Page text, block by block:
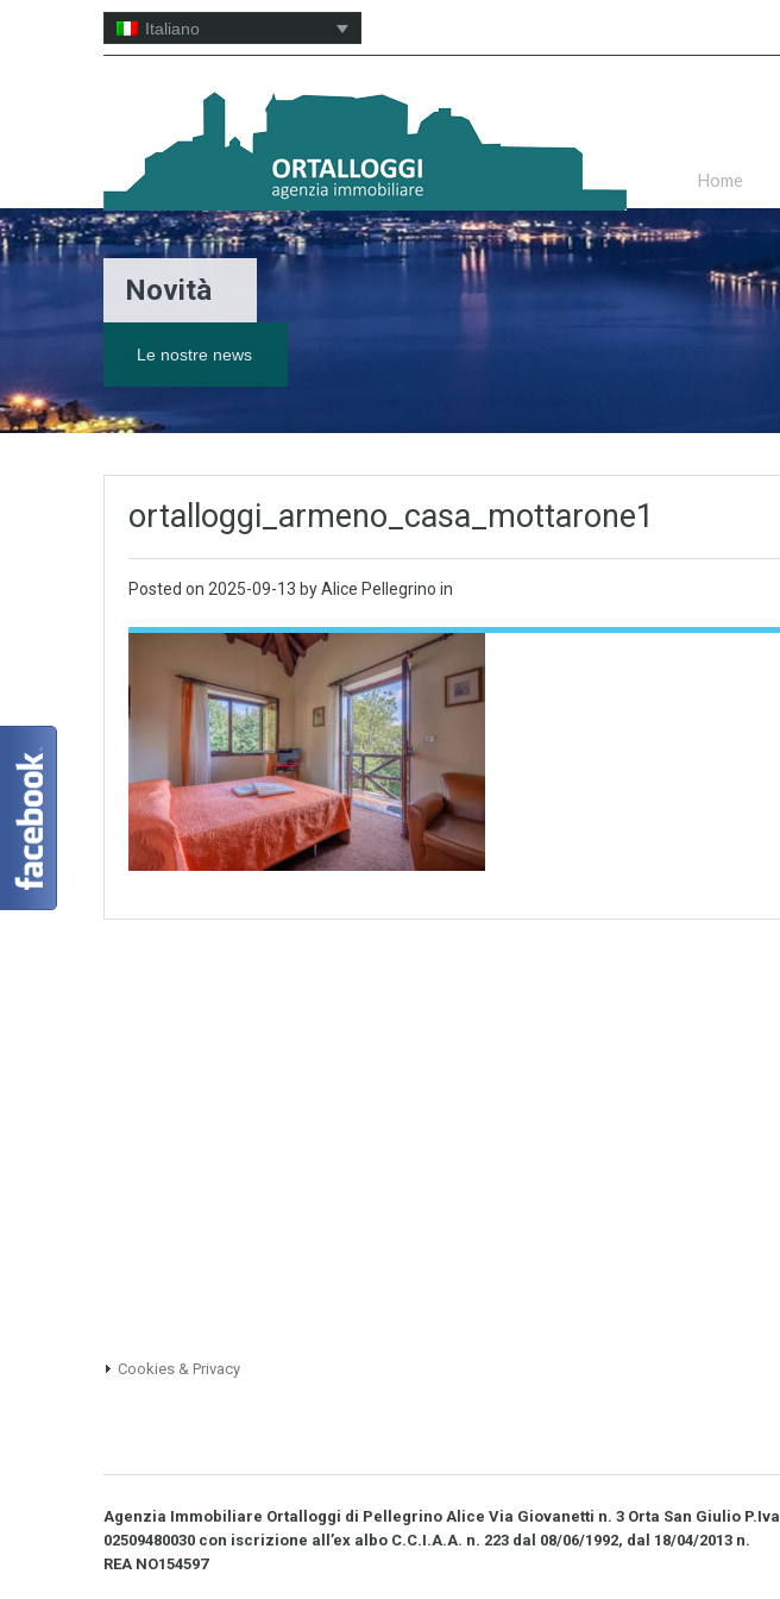
Italiano
Home
Novità
Le nostre news
ortalloggi_armeno_casa_mottarone1
Posted on 2025-09-13 by Alice Pellegrino in
Cookies & Privacy
Agenzia Immobiliare Ortalloggi di Pellegrino Alice Via Giovanetti n. 3 Orta San Giulio P.Iva
02509480030 con iscrizione all’ex albo C.C.I.A.A. n. 223 dal 08/06/1992, dal 18/04/2013 n.
REA NO­154597